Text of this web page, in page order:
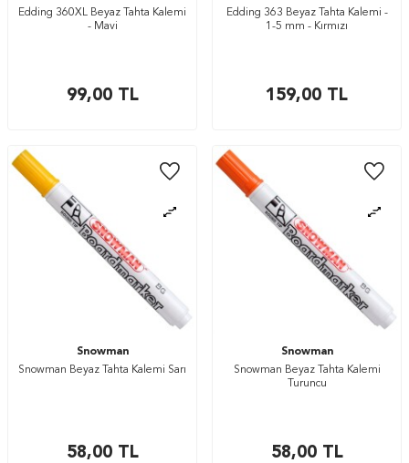
Edding 360XL Beyaz Tahta Kalemi
- Mavi
99,00TL
Edding 363 Beyaz Tahta Kalemi -
1-5 mm - Kırmızı
159,00 TL
Snowman
Snowman Beyaz Tahta Kalemi Sarı
58,00TL
Snowman
Snowman Beyaz Tahta Kalemi
Turuncu
58,00TL